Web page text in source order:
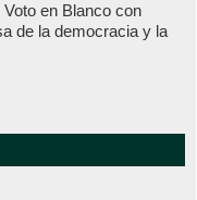
en Blanco con
de la democracia y la